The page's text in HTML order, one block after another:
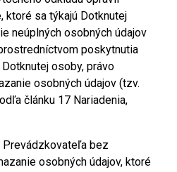
ktoré sa týkajú Dotknutej
neúplných osobných údajov
poskytnutia
osoby, právo
osobných údajov (tzv.
článku 17 Nariadenia,
Prevádzkovateľa bez
osobných údajov, ktoré